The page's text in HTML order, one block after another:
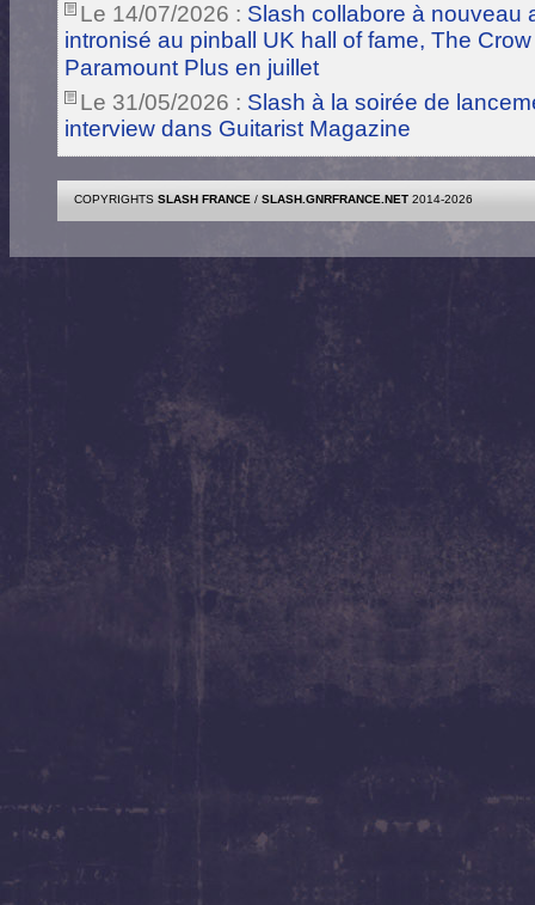
Le 14/07/2026 : Slash collabore à nouveau
intronisé au pinball UK hall of fame, The
Paramount Plus en juillet
Le 31/05/2026 : Slash à la soirée de
interview dans Guitarist Magazine
COPYRIGHTS SLASH FRANCE / SLASH.GNRFRANCE.NET 2014-2026